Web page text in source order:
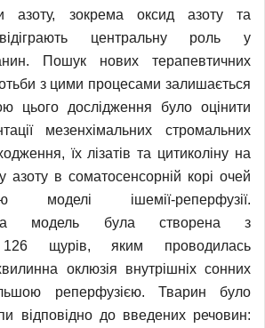
азоту, зокрема оксид азоту та
відіграють центральну роль у
Пошук нових терапевтичних
з цими процесами залишається
цього дослідження було оцінити
мезенхімальних стромальних
їх лізатів та цитиколіну на
азоту в соматосенсорній корі очей
ішемії-реперфузії.
модель була створена з
126 щурів, яким проводилась
оклюзія внутрішніх сонних
реперфузією. Тварин було
відповідно до введених речовин: